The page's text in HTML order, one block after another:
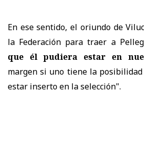
En ese sentido, el oriundo de
la Federación para traer a
que él pudiera estar en
margen si uno tiene la
estar inserto en la selección".